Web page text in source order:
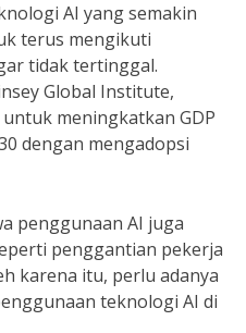
AI yang semakin
terus mengikuti
tidak tertinggal.
Global Institute,
meningkatkan GDP
dengan mengadopsi
penggunaan AI juga
penggantian pekerja
karena itu, perlu adanya
teknologi AI di